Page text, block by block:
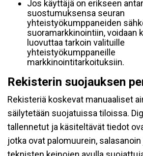
Jos käyttäjä on erikseen
suostumuksensa seuran
yhteistyökumppaneiden
suoramarkkinointiin, voidaan
luovuttaa tarkoin valituille
yhteistyökumppaneille
markkinointitarkoituksiin.
Rekisterin suojauksen
Rekisteriä koskevat manuaaliset
säilytetään suojatuissa tiloissa.
tallennetut ja käsiteltävät tiedot
jotka ovat palomuurein,